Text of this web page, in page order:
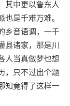
其中更以鲁东人
是千难万难。
乡音语调，一千
县诸家，那是川
人当真做梦也想
，只不过出个题
知竟得了这样一